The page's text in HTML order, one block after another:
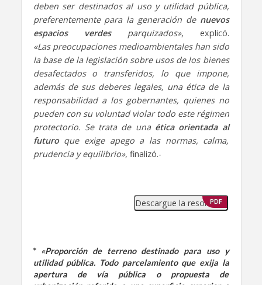
deben ser destinados al uso y utilidad pública,
preferentemente para la generación de nuevos
espacios verdesparquizados», explicó.
«Las preocupaciones medioambientales han sido
la base de la legislación sobre usos de los bienes
desafectados o transferidos, lo que impone,
además de sus deberes legales, una ética de la
responsabilidad a los gobernantes, quienes no
pueden con su voluntad violar todo este régimen
protectorio. Se trata de una ética orientada al
futuroque exige apego a las normas, calma,
prudencia y equilibrio», finalizó.-
Descargue la resolución
PDF
* «Proporción de terreno destinado para uso y
utilidad pública. Todo parcelamiento que exija la
apertura de vía pública o propuesta de